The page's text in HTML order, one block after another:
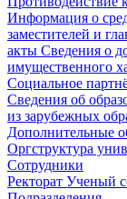
Информация о
заместителей и
акты Сведения о
имущественного
Социальное
Сведения об
из зарубежных
Дополнительные
Оргструктура
Сотрудники
Ректорат Ученый